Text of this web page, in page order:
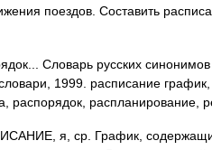
поездов. Составить
Словарь русских
1999. расписание
распорядок,
я, ср. График,